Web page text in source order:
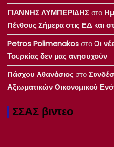
ΓΙΑΝΝΗΣ ΛΥΜΠΕΡΙΔΗΣστο
Πένθους Σήμερα στις ΕΔ και
Petros PolimenakosστοΟι
Τουρκίας δεν μας ανησυχούν
Πάσχου Αθανάσιος στο
Αξιωματικών Οικονομικού
ΣΣΑΣ βιντεο